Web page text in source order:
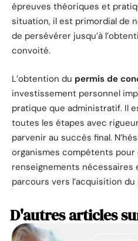
épreuves théoriques et
situation, il est primordial de
de persévérer jusqu’à
convoité.
L’obtention du permis de
investissement personnel
pratique que administratif. Il
toutes les étapes avec
parvenir au succès final.
organismes compétents
renseignements
parcours vers l’acquisition du
D'autres articles